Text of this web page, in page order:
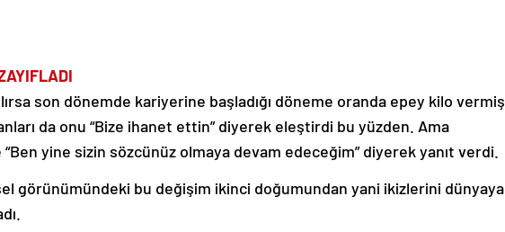
son dönemde kariyerine başladığı döneme oranda epey kilo vermiş
da onu “Bize ihanet ettin” diyerek eleştirdi bu yüzden. Ama
yine sizin sözcünüz olmaya devam edeceğim” diyerek yanıt verdi.
görünümündeki bu değişim ikinci doğumundan yani ikizlerini dünyaya